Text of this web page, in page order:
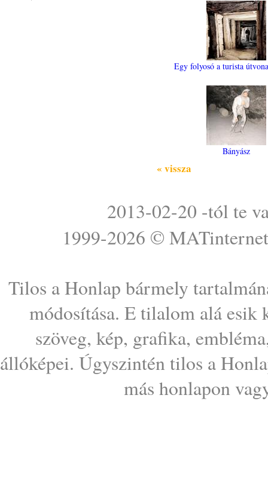
Egy folyosó a turista
Bányász
« vissza
2013-02-20 -tól te
1999-2026 © MATinternet
Tilos a Honlap bármely
módosítása. E tilalom alá esik
szöveg, kép, grafika,
állóképei. Úgyszintén tilos a
más honlapon